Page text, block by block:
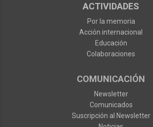
ACTIVIDADES
Por la memoria
Acción internacional
Educación
Colaboraciones
COMUNICACIÓN
Newsletter
Comunicados
Suscripción al Newsletter